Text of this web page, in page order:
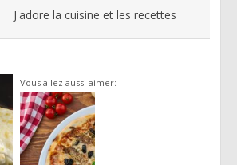
J'adore la cuisine et les recettes
Vous allez aussi aimer: